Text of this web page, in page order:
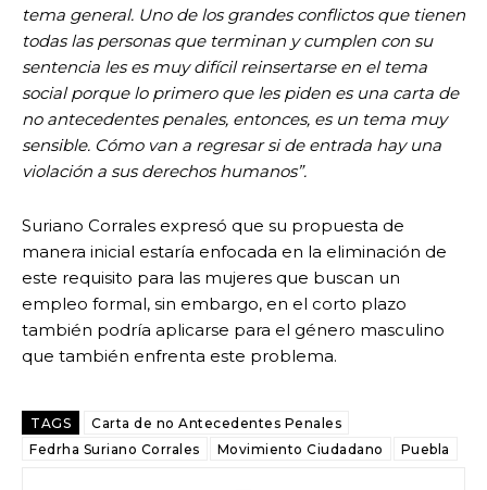
tema general. Uno de los grandes conflictos que tienen
todas las personas que terminan y cumplen con su
sentencia les es muy difícil reinsertarse en el tema
social porque lo primero que les piden es una carta de
no antecedentes penales, entonces, es un tema muy
sensible. Cómo van a regresar si de entrada hay una
violación a sus derechos humanos”.
Suriano Corrales expresó que su propuesta de
manera inicial estaría enfocada en la eliminación de
este requisito para las mujeres que buscan un
empleo formal, sin embargo, en el corto plazo
también podría aplicarse para el género masculino
que también enfrenta este problema.
TAGS
Carta de no Antecedentes Penales
Fedrha Suriano Corrales
Movimiento Ciudadano Puebla